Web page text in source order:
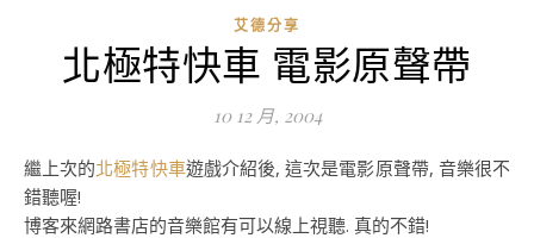
艾德分享
北極特快車 電影原聲帶
10 12 月, 2004
繼上次的北極特快車遊戲介紹後, 這次是電影原聲帶, 音樂很不
錯聽喔!
博客來網路書店的音樂館有可以線上視聽. 真的不錯!